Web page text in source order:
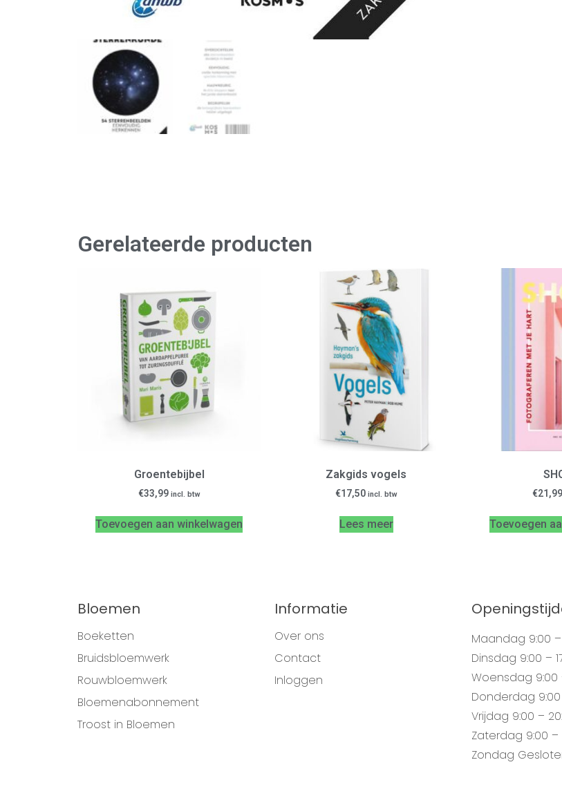
Gerelateerde producten
Groentebijbel
€33,99 incl. btw
Toevoegen aan winkelwagen
Zakgids vogels
€17,50 incl. btw
Lees meer
€21,99
Toevoegen
Bloemen
Boeketten
Bruidsbloemwerk
Rouwbloemwerk
Bloemenabonnement
Troost in Bloemen
Informatie
Over ons
Contact
Inloggen
Maandag 9:00 –
Dinsdag 9:00 –
Woensdag 9:00
Donderdag
Vrijdag 9:00 –
Zaterdag 9:00 –
Zondag